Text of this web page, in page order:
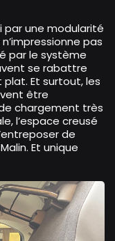
par une modularité
pas
par le système
se rabattre
Et surtout, les
être
chargement très
l’espace creusé
de
Et unique